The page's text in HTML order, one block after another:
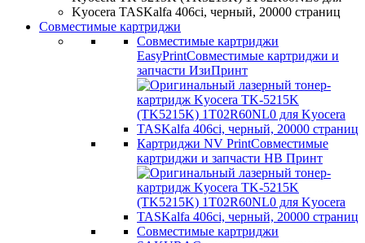
Совместимые картриджи
Совместимые картриджи
EasyPrintСовместимые картриджи и
запчасти ИзиПринт
Картриджи NV PrintСовместимые
картриджи и запчасти НВ Принт
Совместимые картриджи